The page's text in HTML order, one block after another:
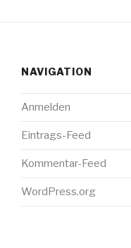
NAVIGATION
Anmelden
Eintrags-Feed
Kommentar-Feed
WordPress.org